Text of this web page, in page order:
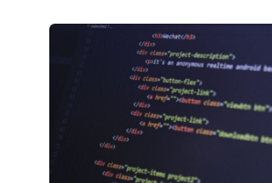
ПОЛЕЗНЫХ
ИНСТРУМЕНТОВ
ДЛЯ
РАБОТЫ